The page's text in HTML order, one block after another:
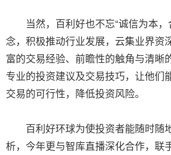
当然，百利好也不忘“诚信为本，
念，积极推动行业发展，云集业界资
富的交易经验、前瞻性的触角与清晰
专业的投资建议及交易技巧，让他们
交易的可行性，降低投资风险。
百利好环球为使投资者能随时随
析，今年更与智库直播深化合作，联